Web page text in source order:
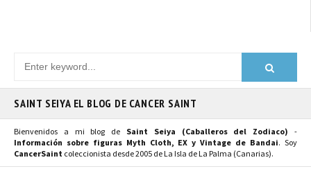
SAINT SEIYA EL BLOG DE CANCER SAINT
Bienvenidos a mi blog de Saint Seiya (Caballeros del Zodiaco) -
Información sobre figuras Myth Cloth, EX y Vintage de Bandai. Soy
CancerSaint coleccionista desde 2005 de La Isla de La Palma (Canarias).